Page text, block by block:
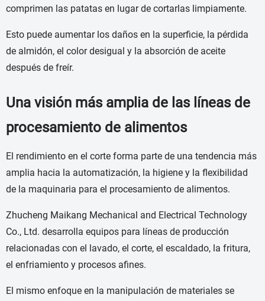
comprimen las patatas en lugar de cortarlas limpiamente.
Esto puede aumentar los daños en la superficie, la pérdida
de almidón, el color desigual y la absorción de aceite
después de freír.
Una visión más amplia de las líneas de
procesamiento de alimentos
El rendimiento en el corte forma parte de una tendencia más
amplia hacia la automatización, la higiene y la flexibilidad
de la maquinaria para el procesamiento de alimentos.
Zhucheng Maikang Mechanical and Electrical Technology
Co., Ltd. desarrolla equipos para líneas de producción
relacionadas con el lavado, el corte, el escaldado, la fritura,
el enfriamiento y procesos afines.
El mismo enfoque en la manipulación de materiales se